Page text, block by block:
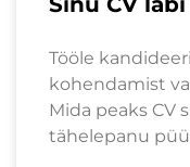
Tööle
kohendamist
Mida peaks CV
tähelepanu